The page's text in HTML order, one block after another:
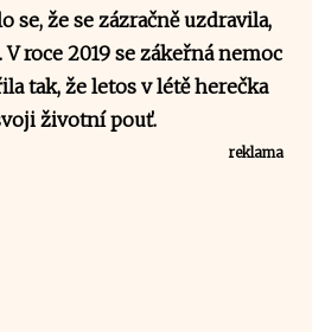
se, že se zázračně uzdravila,
roce 2019 se zákeřná nemoc
tak, že letos v létě herečka
životní pouť.
reklama